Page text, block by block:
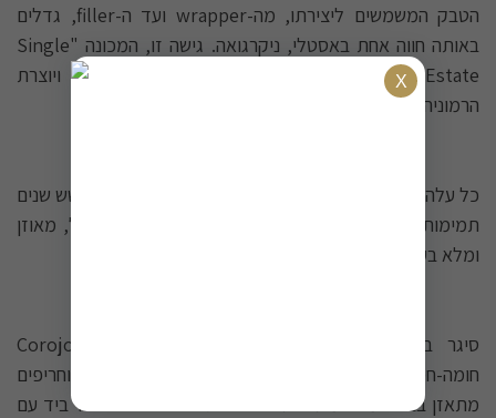
הטבק המשמשים ליצירתו, מה-wrapper ועד ה-filler, גדלים
באותה חווה אחת באסטלי, ניקרגואה. גישה זו, המכונה "Single
Estate", מאפשרת שליטה מוחלטת על איכות הטבק ויוצרת
הרמוניה מושלמת בין המרכיבים.
כל עלה טבק במטע Lot 23 עובר תהליך יישון קפדני של שש שנים
תמימות לפני שהוא מגולגל לסיגר. התוצאה – טבק בשל, מאוזן
ומלא בעומק טעמים שרק זמן יכול להעניק.
סיגר בעל גוף בינוני בעוצמה, המתהדר בעטיפת Corojo
חומה-חמאתית יפהפייה. המגוון הנעים של טעמים מתוקים וחריפים
מתאזן בצורה מושלמת – תווים של אגוזים וארז שוחים יד ביד עם